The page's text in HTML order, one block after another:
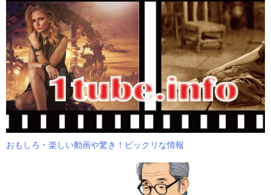
おもしろ・楽しい動画や驚き！ビックリな情報